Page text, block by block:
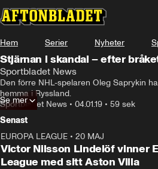
Hem Serier Nyheter
Stjärnan i skandal – efter
Sportbladet News
Den förre NHL-spelaren Oleg Saprykin
hemma i Ryssland.
Sportbladet News • 04.01.19 • 59 sek
Se mer
Senast
EUROPA LEAGUE • 20 MAJ
Victor Nilsson Lindelöf vinner
League med sitt Aston Villa